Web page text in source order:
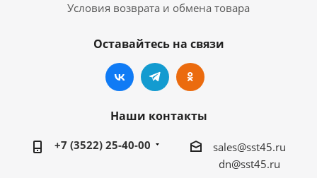
Условия возврата и обмена товара
Оставайтесь на связи
Наши контакты
+7 (3522) 25-40-00
sales@sst45.ru
dn@sst45.ru